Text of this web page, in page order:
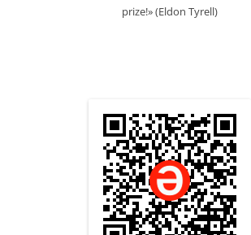
prize!» (Eldon Tyrell)